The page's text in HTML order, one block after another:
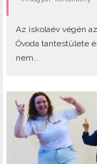
Az iskolaév végén
Óvoda tantestülete
nem..